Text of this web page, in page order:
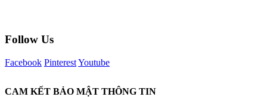
Follow Us
Facebook PinterestYoutube
CAM KẾT BẢO MẬT THÔNG TIN